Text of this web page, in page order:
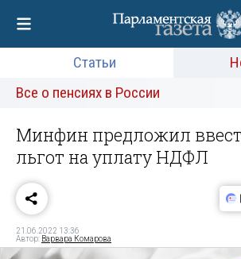
Статьи
Все о пенсиях в России
Минфин предложил
льгот на уплату НДФЛ
21.06.2022 13:36
Автор: Варвара Комарова